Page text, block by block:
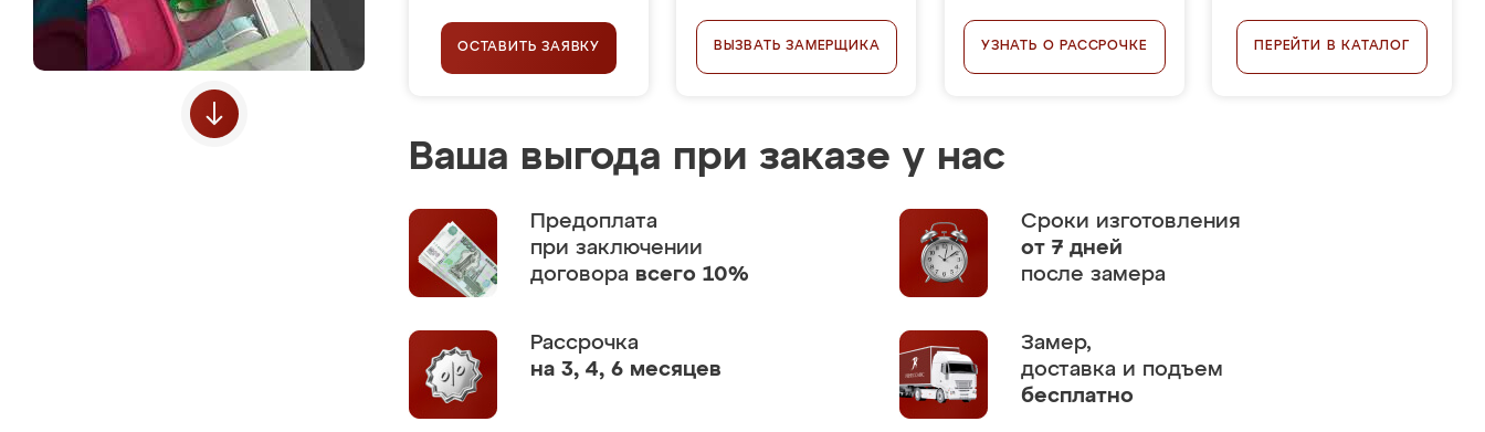
ОСТАВИТЬ ЗАЯВКУ ВЫЗВАТЬ ЗАМЕРЩИКА УЗНАТЬ О РАССРОЧКЕ ПЕРЕЙТИ В КАТАЛОГ
Ваша выгода при заказе у нас
Предоплата
при заключении
договора всего 10%
Сроки изготовления
от 7 дней
после замера
Рассрочка
на 3, 4, 6 месяцев
Замер,
доставка и подъем
бесплатно